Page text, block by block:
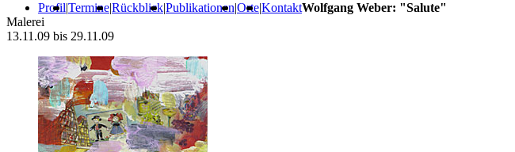
Profil|Termine|Rückblick|Publikationen|Orte|KontaktWolfgang Weber: "Salute"
Malerei
13.11.09 bis 29.11.09